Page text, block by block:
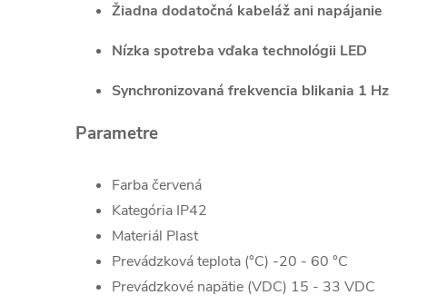
Žiadna dodatočná kabeláž ani napájanie
Nízka spotreba vďaka technológii LED
Synchronizovaná frekvencia blikania 1 Hz
Parametre
Farba červená
Kategória IP42
Materiál Plast
Prevádzková teplota (°C) -20 - 60 °C
Prevádzkové napätie (VDC) 15 - 33 VDC